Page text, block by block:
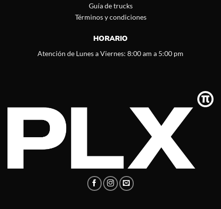
Guía de trucks
Términos y condiciones
HORARIO
Atención de Lunes a Viernes: 8:00 am a 5:00 pm